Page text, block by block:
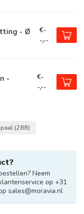
- Ø
€-
-,--
-
€-
-,--
(288)
Neem
op +31
sales@moravia.nl